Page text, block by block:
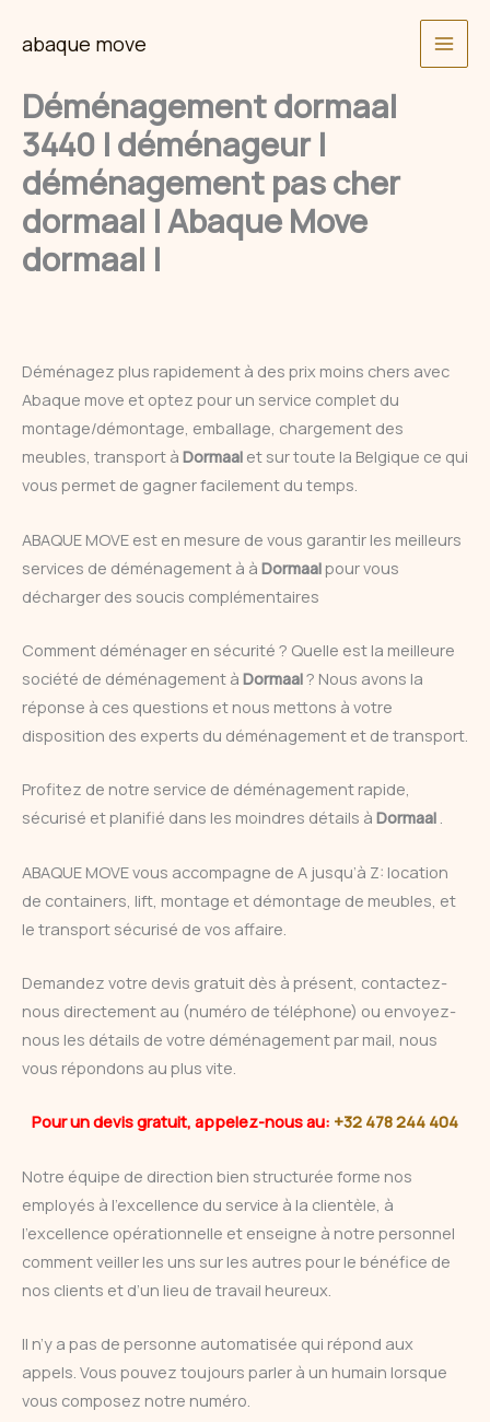
abaque move
Déménagement dormaal
3440 | déménageur |
déménagement pas cher
dormaal | Abaque Move
dormaal |
Déménagez plus rapidement à des prix moins chers avec
Abaque move et optez pour un service complet du
montage/démontage, emballage, chargement des
meubles, transport à Dormaal et sur toute la Belgique ce qui
vous permet de gagner facilement du temps.
ABAQUE MOVE est en mesure de vous garantir les meilleurs
services de déménagement à à Dormaalpour vous
décharger des soucis complémentaires
Comment déménager en sécurité ? Quelle est la meilleure
société de déménagement à Dormaal? Nous avons la
réponse à ces questions et nous mettons à votre
disposition des experts du déménagement et de transport.
Profitez de notre service de déménagement rapide,
sécurisé et planifié dans les moindres détails à Dormaal .
ABAQUE MOVE vous accompagne de A jusqu’à Z: location
de containers, lift, montage et démontage de meubles, et
le transport sécurisé de vos affaire.
Demandez votre devis gratuit dès à présent, contactez-
nous directement au (numéro de téléphone) ou envoyez-
nous les détails de votre déménagement par mail, nous
vous répondons au plus vite.
Pour un devis gratuit, appelez-nous au: +32 478 244 404
Notre équipe de direction bien structurée forme nos
employés à l’excellence du service à la clientèle, à
l’excellence opérationnelle et enseigne à notre personnel
comment veiller les uns sur les autres pour le bénéfice de
nos clients et d’un lieu de travail heureux.
Il n’y a pas de personne automatisée qui répond aux
appels. Vous pouvez toujours parler à un humain lorsque
vous composez notre numéro.